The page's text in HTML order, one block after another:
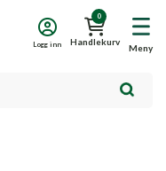
Meny
0
Handlekurv
Logg inn